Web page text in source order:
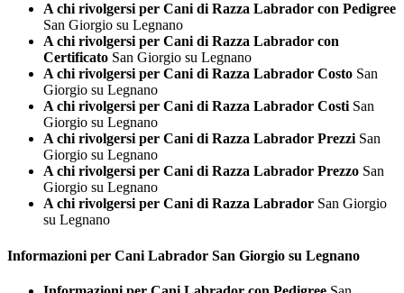
A chi rivolgersi per Cani di Razza Labrador con Pedigree
San Giorgio su Legnano
A chi rivolgersi per Cani di Razza Labrador con
Certificato San Giorgio su Legnano
A chi rivolgersi per Cani di Razza Labrador Costo San
Giorgio su Legnano
A chi rivolgersi per Cani di Razza Labrador CostiSan
Giorgio su Legnano
A chi rivolgersi per Cani di Razza Labrador PrezziSan
Giorgio su Legnano
A chi rivolgersi per Cani di Razza Labrador Prezzo San
Giorgio su Legnano
A chi rivolgersi per Cani di Razza Labrador San Giorgio
su Legnano
Informazioni per Cani Labrador San Giorgio su Legnano